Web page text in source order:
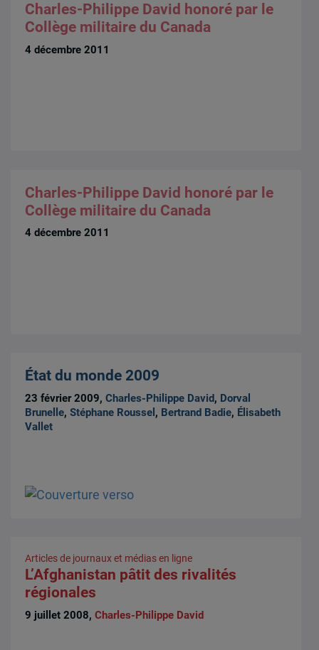
Charles-Philippe David honoré par le
Collège militaire du Canada
4 décembre 2011
Charles-Philippe David honoré par le
Collège militaire du Canada
4 décembre 2011
État du monde 2009
23 février 2009,Charles-Philippe David, Dorval
Brunelle,Stéphane Roussel , Bertrand Badie, Élisabeth
Vallet
Articles de journaux et médias en ligne
L’Afghanistan pâtit des rivalités
régionales
9 juillet 2008,Charles-Philippe David